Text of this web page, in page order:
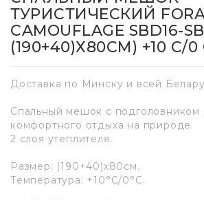
ТУРИСТИЧЕСКИЙ
CAMOUFLAGE SBD16-
(190+40)Х80СМ) +10 C/0
Доставка по Минску и всей
Спальный мешок с подголовником
комфортного отдыха на природе.
2 слоя утеплителя.
Размер: (190+40)х80см.
Температура: +10°C/0°C.